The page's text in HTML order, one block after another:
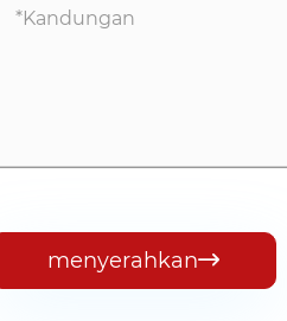
menyerahkan